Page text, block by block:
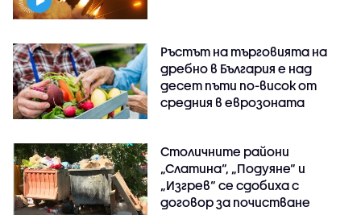
Ръстът на търговията на
дребно в България е над
десет пъти по-висок от
средния в еврозоната
Столичните райони
„Слатина“, „Подуяне“ и
„Изгрев“ се сдобиха с
договор за почистване